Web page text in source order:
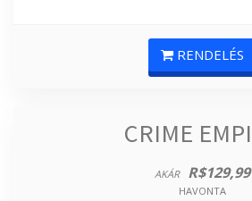
RENDELÉS
CRIME
AKÁR R$129,99
HAVONTA